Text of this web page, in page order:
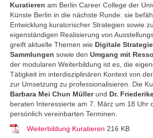
Kuratieren am Berlin Career College der
Künste Berlin in die nächste Runde: sie
Entwicklung kuratorischer Strategien sowie
eigenständigen Realisierung von
greift aktuelle Themen wie Digitale
Sammlungen sowie den Umgang mit
der modularen Weiterbildung ist es, die
Tätigkeit im interdisziplinären Kontext von
zur Umsetzung zu professionalisieren. Die
Barbara Mei Chun Müllerund Dr.
beraten Interessierte am 7. März um 18 Uhr
persönlich vereinbarten Terminen.
Weiterbildung Kuratieren 216 KB